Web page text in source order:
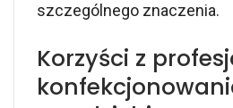
szczególnego znaczenia.
Korzyści z